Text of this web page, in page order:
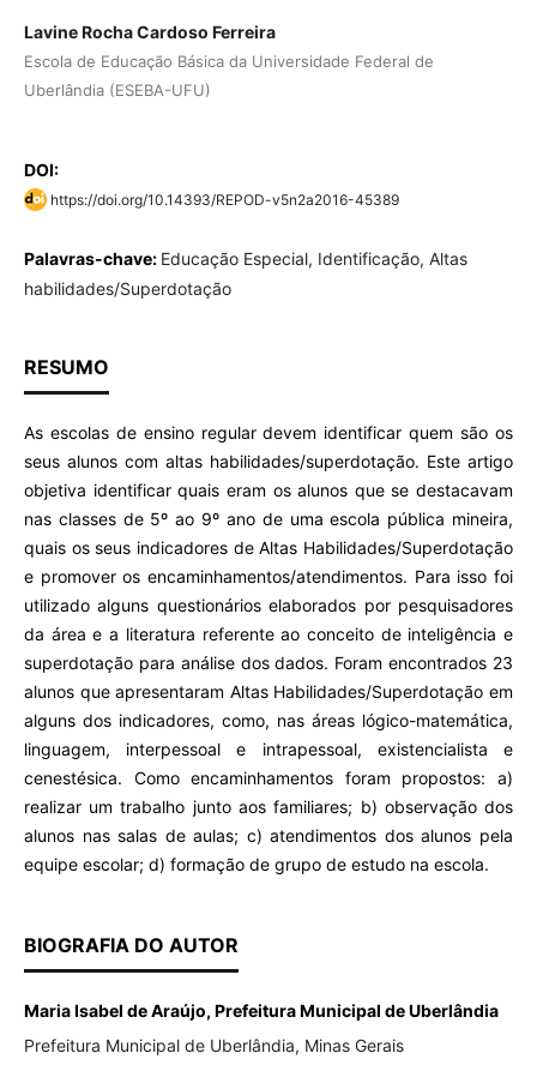
Lavine Rocha Cardoso Ferreira
Escola de Educação Básica da Universidade Federal de
Uberlândia (ESEBA-UFU)
DOI:
https://doi.org/10.14393/REPOD-v5n2a2016-45389
Palavras-chave: Educação Especial, Identificação, Altas
habilidades/Superdotação
RESUMO
As escolas de ensino regular devem identificar quem são os
seus alunos com altas habilidades/superdotação. Este artigo
objetiva identificar quais eram os alunos que se destacavam
nas classes de 5º ao 9º ano de uma escola pública mineira,
quais os seus indicadores de Altas Habilidades/Superdotação
e promover os encaminhamentos/atendimentos. Para isso foi
utilizado alguns questionários elaborados por pesquisadores
da área e a literatura referente ao conceito de inteligência e
superdotação para análise dos dados. Foram encontrados 23
alunos que apresentaram Altas Habilidades/Superdotação em
alguns dos indicadores, como, nas áreas lógico-matemática,
linguagem, interpessoal e intrapessoal, existencialista e
cenestésica. Como encaminhamentos foram propostos: a)
realizar um trabalho junto aos familiares; b) observação dos
alunos nas salas de aulas; c) atendimentos dos alunos pela
equipe escolar; d) formação de grupo de estudo na escola.
BIOGRAFIA DO AUTOR
Maria Isabel de Araújo, Prefeitura Municipal de Uberlândia
Prefeitura Municipal de Uberlândia, Minas Gerais